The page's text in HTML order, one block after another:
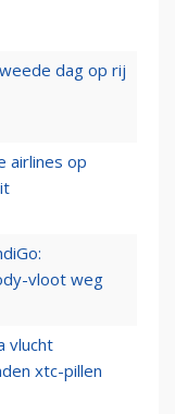
dag op rij
airlines op
vloot weg
vlucht
xtc-pillen